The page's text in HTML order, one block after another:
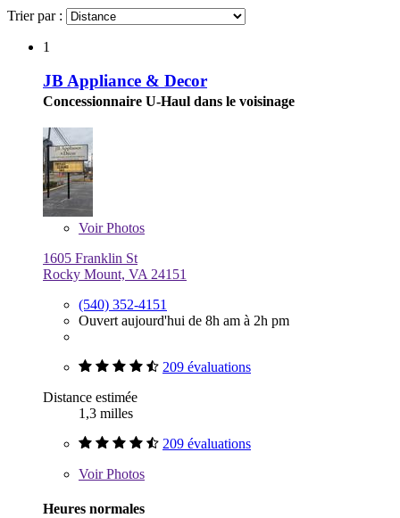
Trier par :
1
JB Appliance & Decor
Concessionnaire U-Haul dans le voisinage
VoirPhotos
1605 Franklin St
Rocky Mount, VA 24151
(540) 352-4151
Ouvert aujourd'hui de 8h am à 2h pm
209 évaluations
Distance estimée
1,3 milles
209 évaluations
VoirPhotos
Heures normales